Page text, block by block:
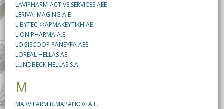
LAVIPHARM-ACTIVE SERVICES AEE
LERIVA IMAGING A.E
LIBYTEC ΦΑΡΜΑΚΕΥΤΙΚΗ ΑΕ
LION PHARMA A.E.
LOGISCOOP PANSYFA AEE
LOREAL HELLAS AE
LUNDBECK HELLAS S.A.
M
MARVIFARM Β.ΜΑΡΑΓΚΟΣ Α.Ε.